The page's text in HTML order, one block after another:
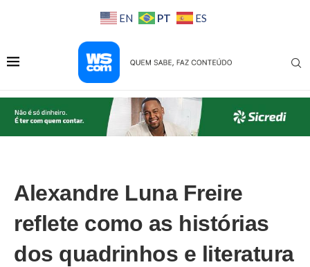
EN PT ES
Alexandre Luna Freire
reflete como as histórias
dos quadrinhos e literatura